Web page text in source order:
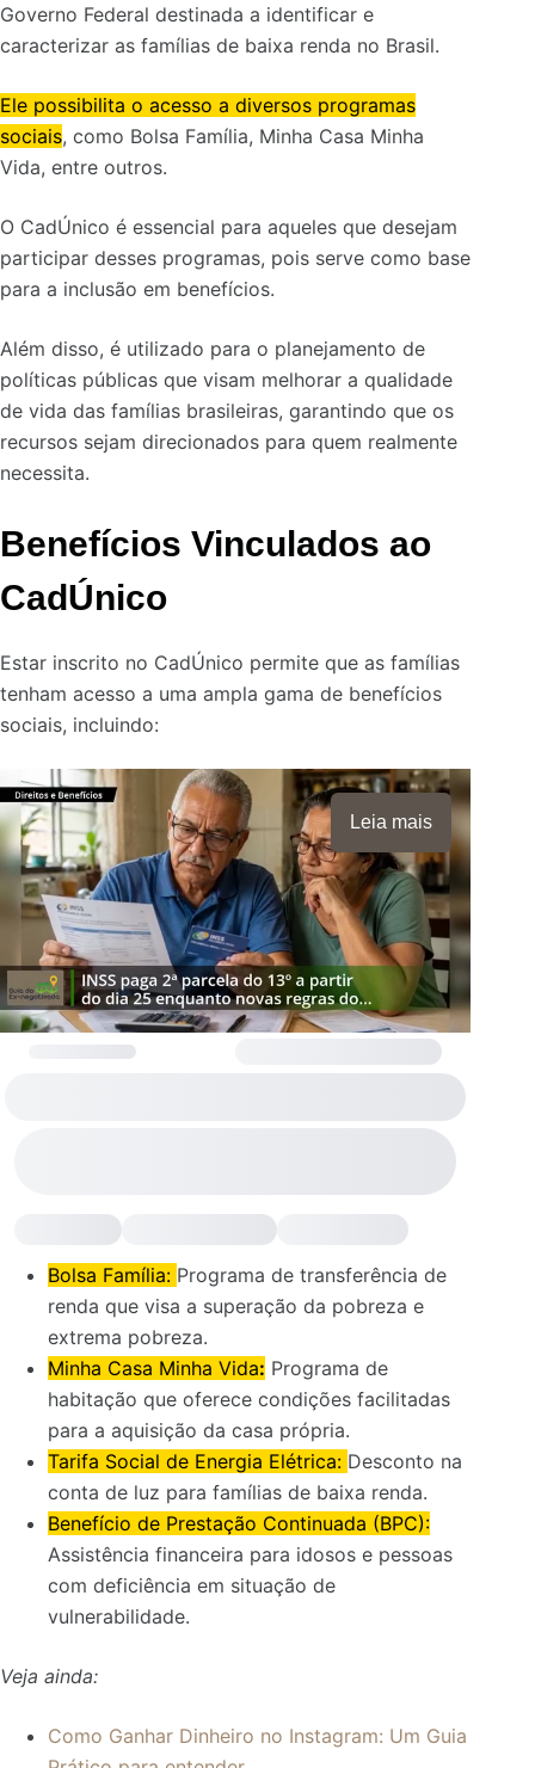
Governo Federal destinada a identificar e
caracterizar as famílias de baixa renda no Brasil.
Ele possibilita o acesso a diversos programas
sociais, como Bolsa Família, Minha Casa Minha
Vida, entre outros.
O CadÚnico é essencial para aqueles que desejam
participar desses programas, pois serve como base
para a inclusão em benefícios.
Além disso, é utilizado para o planejamento de
políticas públicas que visam melhorar a qualidade
de vida das famílias brasileiras, garantindo que os
recursos sejam direcionados para quem realmente
necessita.
Benefícios Vinculados ao
CadÚnico
Estar inscrito no CadÚnico permite que as famílias
tenham acesso a uma ampla gama de benefícios
sociais, incluindo:
Leia mais
Bolsa Família: Programa de transferência de
renda que visa a superação da pobreza e
extrema pobreza.
Minha Casa Minha Vida: Programa de
habitação que oferece condições facilitadas
para a aquisição da casa própria.
Tarifa Social de Energia Elétrica: Desconto na
conta de luz para famílias de baixa renda.
Benefício de Prestação Continuada (BPC):
Assistência financeira para idosos e pessoas
com deficiência em situação de
vulnerabilidade.
Veja ainda:
Como Ganhar Dinheiro no Instagram: Um Guia